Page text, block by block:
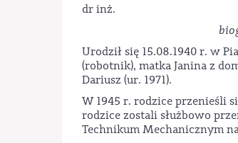
dr inż.
Urodził się 15.08.1940 r. w
(robotnik), matka Janina z
Dariusz (ur. 1971).
W 1945 r. rodzice przenieśli
rodzice zostali służbowo
Technikum Mechanicznym